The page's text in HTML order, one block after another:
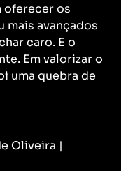
oferecer os
mais avançados
caro. E o
Em valorizar o
uma quebra de
Oliveira |